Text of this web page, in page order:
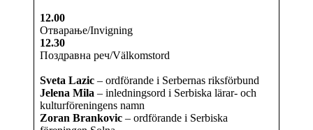
12.00
Oтварање/Invigning
12.30
Поздравна реч/Välkomstord
Sveta Lazic – ordförande i Serbernas riksförbund
Jelena Mila – inledningsord i Serbiska lärar- och
kulturföreningens namn
Zoran Brankovic – ordförande i Serbiska